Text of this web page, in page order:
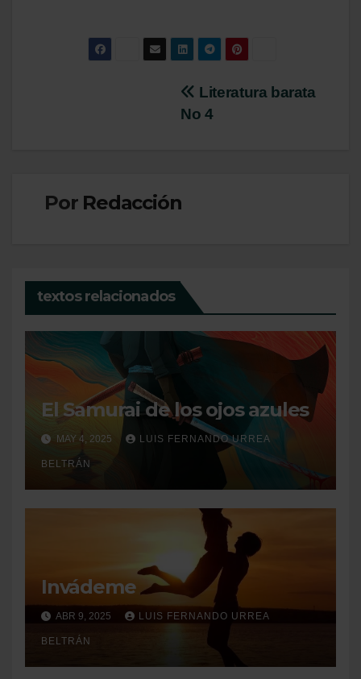
Literatura barata
No 4
Por Redacción
textos relacionados
El Samurai de los ojos azules
MAY 4, 2025 LUIS FERNANDO URREA
BELTRÁN
Invádeme
ABR 9, 2025 LUIS FERNANDO URREA
BELTRÁN